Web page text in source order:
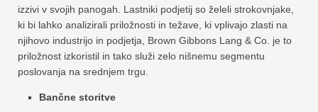
izzivi v svojih panogah. Lastniki podjetij so želeli strokovnjake,
ki bi lahko analizirali priložnosti in težave, ki vplivajo zlasti na
njihovo industrijo in podjetja, Brown Gibbons Lang & Co. je to
priložnost izkoristil in tako služi zelo nišnemu segmentu
poslovanja na srednjem trgu.
Bančne storitve